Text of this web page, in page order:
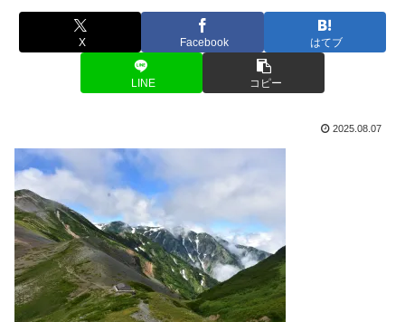
X Facebook はてブ
LINE コピー
2025.08.07